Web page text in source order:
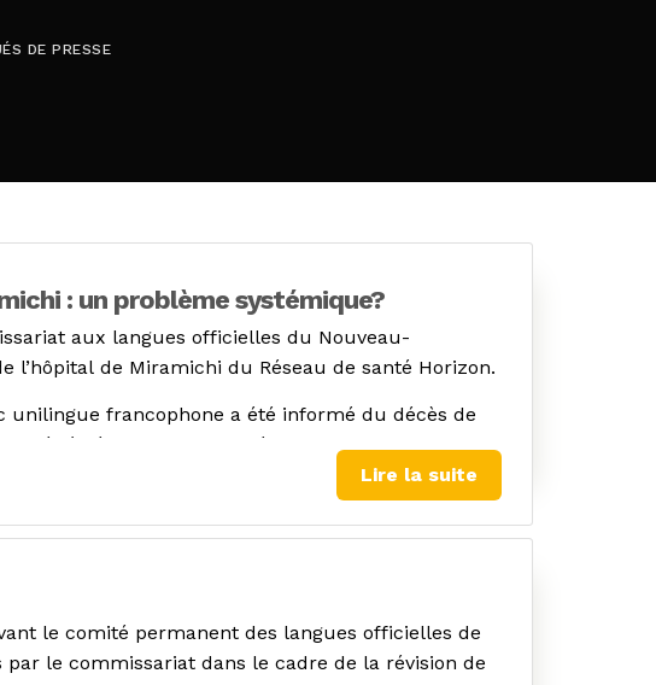
DE PRESSE
: un problème systémique?
aux langues officielles du Nouveau-
de Miramichi du Réseau de santé Horizon.
unilingue francophone a été informé du décès de
à l’égard de la gravité des informations
l’état de son père puisque ses droits
a demandé son congé de l’hôpital afin de
des situations où l’on présume que l’anglais est
Lire la suite
le comité permanent des langues officielles de
le commissariat dans le cadre de la révision de